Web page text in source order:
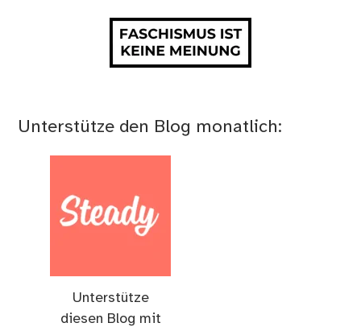
Unterstütze den Blog monatlich:
Unterstütze
diesen Blog mit